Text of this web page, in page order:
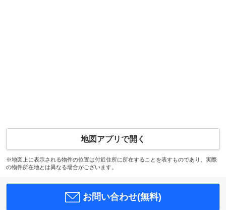
地図アプリで開く
※地図上に表示される物件の位置は付近住所に所在することを表すものであり、実際
の物件所在地とは異なる場合がございます。
お問い合わせ(無料)